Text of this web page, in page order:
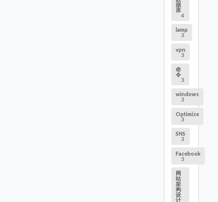
据
库
4
lamp
3
vpn
3
命
令
3
windows
3
Optimize
3
SNS
3
Facebook
3
网
站
架
构
设
计